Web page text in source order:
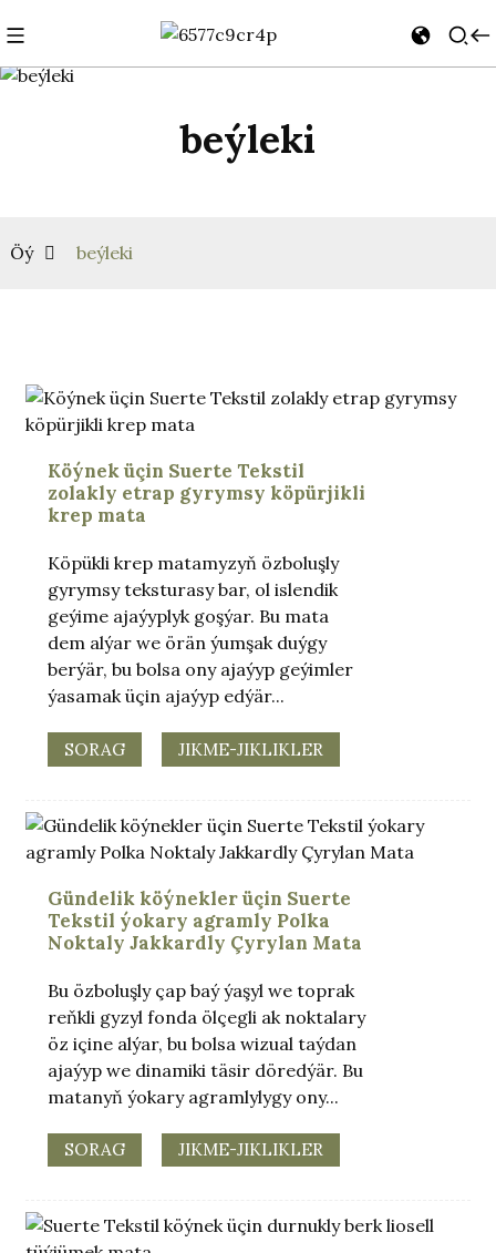
beýleki
Öý beýleki
Köýnek üçin Suerte Tekstil
zolakly etrap gyrymsy köpürjikli
krep mata
Köpükli krep matamyzyň özboluşly
gyrymsy teksturasy bar, ol islendik
geýime ajaýyplyk goşýar. Bu mata
dem alýar we örän ýumşak duýgy
berýär, bu bolsa ony ajaýyp geýimler
ýasamak üçin ajaýyp edýär...
SORAG JIKME-JIKLIKLER
Gündelik köýnekler üçin Suerte
Tekstil ýokary agramly Polka
Noktaly Jakkardly Çyrylan Mata
Bu özboluşly çap baý ýaşyl we toprak
reňkli gyzyl fonda ölçegli ak noktalary
öz içine alýar, bu bolsa wizual taýdan
ajaýyp we dinamiki täsir döredýär. Bu
matanyň ýokary agramlylygy ony...
SORAG JIKME-JIKLIKLER